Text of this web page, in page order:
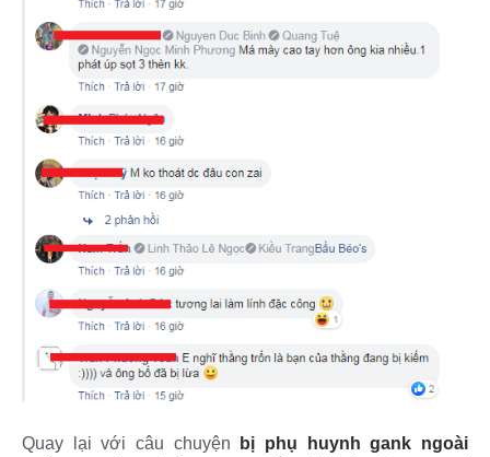
Quay lại với câu chuyện
bị phụ huynh gank ngoài